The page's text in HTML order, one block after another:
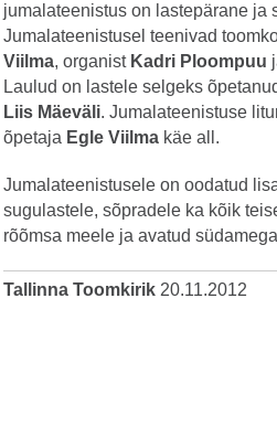
jumalateenistus on lastepärane ja
Jumalateenistusel teenivad
Viilma, organist Kadri Ploompuu
Laulud on lastele selgeks
Liis Mäeväli. Jumalateenistuse
õpetaja Egle Viilma käe all.
Jumalateenistusele on oodatud
sugulastele, sõpradele ka kõik
rõõmsa meele ja avatud
Tallinna Toomkirik 20.11.2012